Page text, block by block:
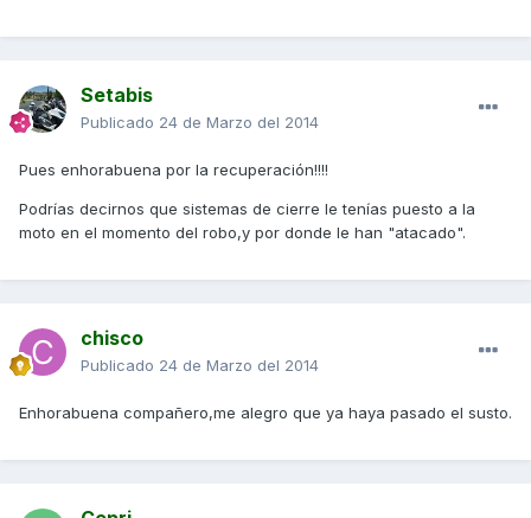
Setabis
Publicado 24 de Marzo del 2014
Pues enhorabuena por la recuperación!!!!
Podrías decirnos que sistemas de cierre le tenías puesto a la
moto en el momento del robo,y por donde le han "atacado".
chisco
Publicado 24 de Marzo del 2014
Enhorabuena compañero,me alegro que ya haya pasado el susto.